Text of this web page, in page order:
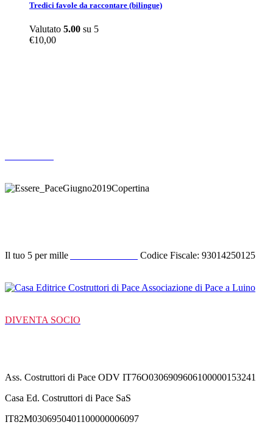
Tredici favole da raccontare (bilingue)
Valutato 5.00 su 5
€10,00
Il tuo 5 per mille Codice Fiscale: 93014250125
DIVENTA SOCIO
Ass. Costruttori di Pace ODV IT76O0306909606100000153241
Casa Ed. Costruttori di Pace SaS
IT82M0306950401100000006097